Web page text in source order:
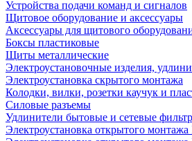
Устройства подачи команд и сигналов
Щитовое оборудование и аксессуары
Аксессуары для щитового
Боксы пластиковые
Щиты металлические
Электроустановочные изделия,
Электроустановка скрытого монтажа
Колодки, вилки, розетки каучук и
Силовые разъемы
Удлинители бытовые и сетевые
Электроустановка открытого монтажа